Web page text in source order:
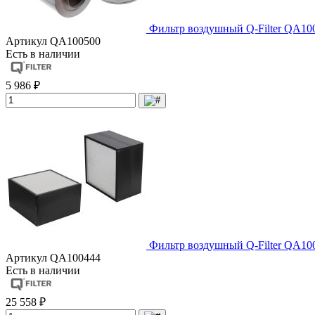
Фильтр воздушный Q-Filter
Артикул QA100500
Есть в наличии
5 986 ₽
Фильтр воздушный Q-Filter
Артикул QA100444
Есть в наличии
25 558 ₽